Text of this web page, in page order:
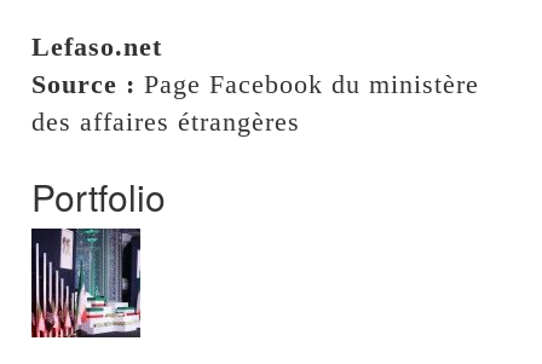
Lefaso.net
Source : Page Facebook du ministère
des affaires étrangères
Portfolio